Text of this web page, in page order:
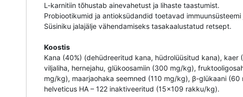
L-karnitiin tõhustab ainevahetust ja lihaste taastumist.
Probiootikumid ja antioksüdandid toetavad
Süsiniku jalajälje vähendamiseks tasakaalustatud retsept.
Koostis
Kana (40%) (dehüdreeritud kana, hüdrolüüsitud kana),
viljaliha, hernejahu, glükoosamiin (300 mg/kg),
mg/kg), maarjaohaka seemned (110 mg/kg), β-glükaani
helveticus HA – 122 inaktiveeritud (15x109 rakku/kg).